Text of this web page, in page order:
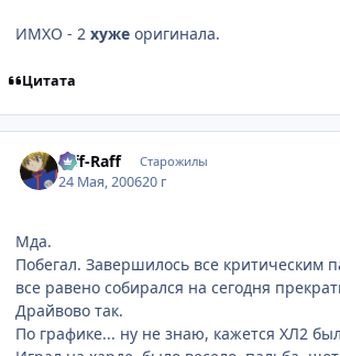
ИМХО - 2 хуже оригинала.
Цитата
Riff-Raff Старожилы
24 Мая, 200620 г
Мда.
Побегал. Завершилось все критическим
все равено собирался на сегодня
Драйвово так.
По графике... ну не знаю, кажется ХЛ2